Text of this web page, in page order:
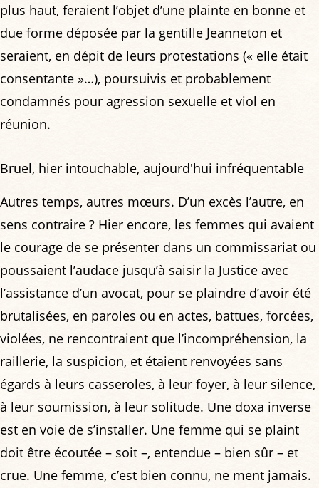
plus haut, feraient l’objet d’une plainte en bonne et
due forme déposée par la gentille Jeanneton et
seraient, en dépit de leurs protestations (« elle était
consentante »…), poursuivis et probablement
condamnés pour agression sexuelle et viol en
réunion.
Bruel, hier intouchable, aujourd'hui infréquentable
Autres temps, autres mœurs. D’un excès l’autre, en
sens contraire ? Hier encore, les femmes qui avaient
le courage de se présenter dans un commissariat ou
poussaient l’audace jusqu’à saisir la Justice avec
l’assistance d’un avocat, pour se plaindre d’avoir été
brutalisées, en paroles ou en actes, battues, forcées,
violées, ne rencontraient que l’incompréhension, la
raillerie, la suspicion, et étaient renvoyées sans
égards à leurs casseroles, à leur foyer, à leur silence,
à leur soumission, à leur solitude. Une doxa inverse
est en voie de s’installer. Une femme qui se plaint
doit être écoutée – soit –, entendue – bien sûr – et
crue. Une femme, c’est bien connu, ne ment jamais.